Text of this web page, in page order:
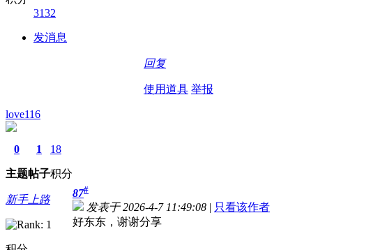
3132
发消息
回复
使用道具 举报
love116
0
主题
1
帖子
18
积分
新手上路
87#
发表于 2026-4-7 11:49:08 | 只看该作者
好东东，谢谢分享